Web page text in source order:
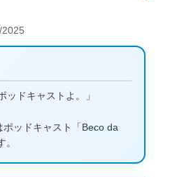
ッドキャストよ。」
ッドキャスト「Beco da